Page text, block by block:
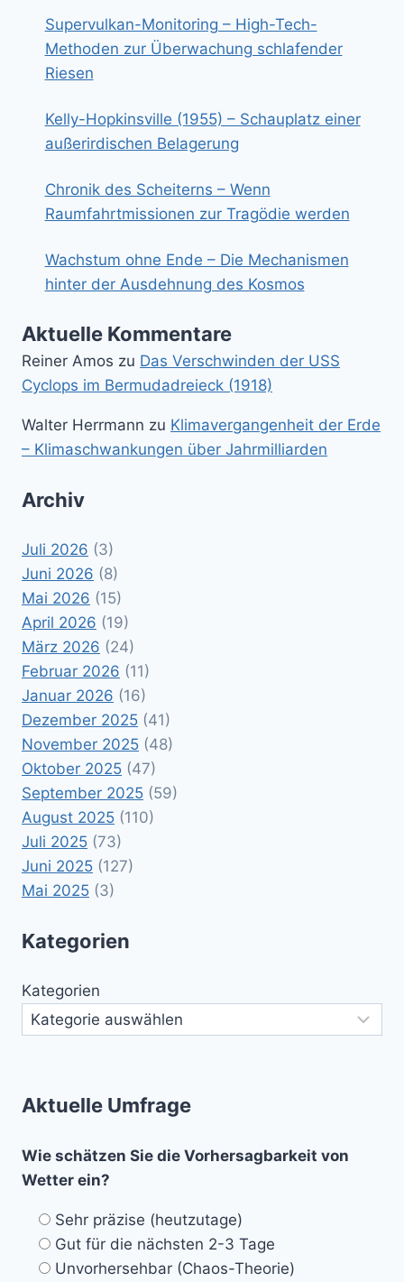
Supervulkan-Monitoring – High-Tech-
Methoden zur Überwachung schlafender
Riesen
Kelly-Hopkinsville (1955) – Schauplatz einer
außerirdischen Belagerung
Chronik des Scheiterns – Wenn
Raumfahrtmissionen zur Tragödie werden
Wachstum ohne Ende – Die Mechanismen
hinter der Ausdehnung des Kosmos
Aktuelle Kommentare
Reiner Amos zu Das Verschwinden der USS
Cyclops im Bermudadreieck (1918)
Walter Herrmann zu Klimavergangenheit der Erde
– Klimaschwankungen über Jahrmilliarden
Archiv
Juli 2026 (3)
Juni 2026 (8)
Mai 2026 (15)
April 2026 (19)
März 2026 (24)
Februar 2026 (11)
Januar 2026 (16)
Dezember 2025 (41)
November 2025 (48)
Oktober 2025 (47)
September 2025 (59)
August 2025 (110)
Juli 2025 (73)
Juni 2025 (127)
Mai 2025 (3)
Kategorien
Kategorien
Aktuelle Umfrage
Wie schätzen Sie die Vorhersagbarkeit von
Wetter ein?
Sehr präzise (heutzutage)
Gut für die nächsten 2-3 Tage
Unvorhersehbar (Chaos-Theorie)